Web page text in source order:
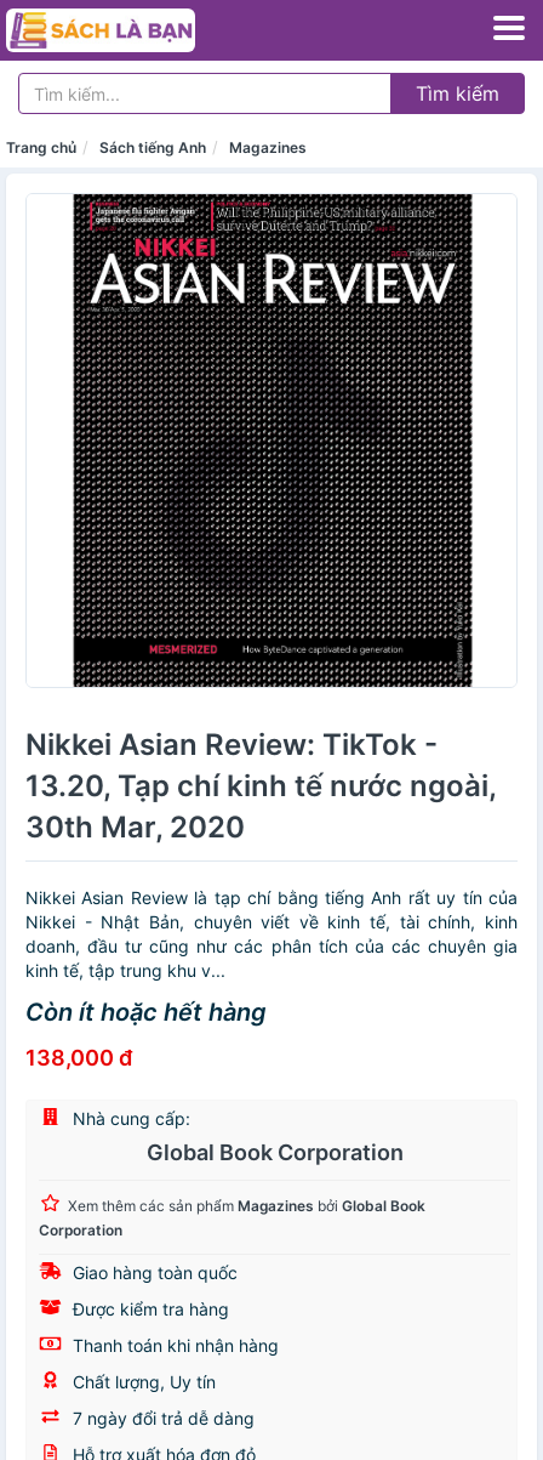
Tìm kiếm
Trang chủ Sách tiếng Anh Magazines
Nikkei Asian Review: TikTok -
13.20, Tạp chí kinh tế nước ngoài,
30th Mar, 2020
Nikkei Asian Review là tạp chí bằng tiếng Anh rất uy tín của
Nikkei - Nhật Bản, chuyên viết về kinh tế, tài chính, kinh
doanh, đầu tư cũng như các phân tích của các chuyên gia
kinh tế, tập trung khu v...
Còn ít hoặc hết hàng
138,000 đ
Nhà cung cấp:
Global Book Corporation
Xem thêm các sản phẩm Magazines bởi Global Book
Corporation
Giao hàng toàn quốc
Được kiểm tra hàng
Thanh toán khi nhận hàng
Chất lượng, Uy tín
7 ngày đổi trả dễ dàng
Hỗ trợ xuất hóa đơn đỏ